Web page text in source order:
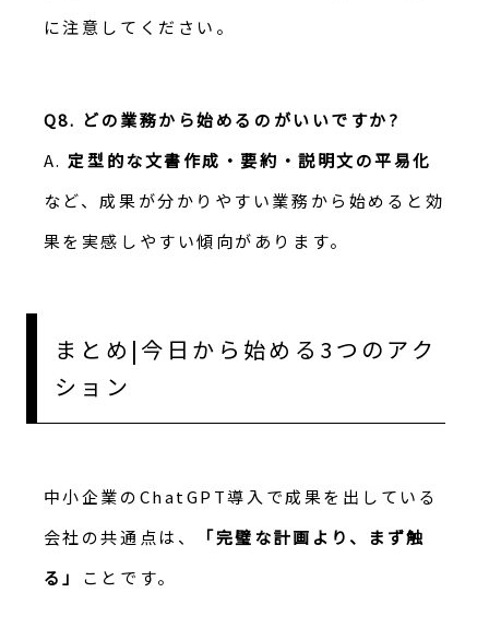
に注意してください。
Q8. どの業務から始めるのがいいですか?
A. 定型的な文書作成・要約・説明文の平易化
など、成果が分かりやすい業務から始めると効
果を実感しやすい傾向があります。
まとめ|今日から始める3つのアク
ション
中小企業のChatGPT導入で成果を出している
会社の共通点は、
「完璧な計画より、まず触
る」 ことです。